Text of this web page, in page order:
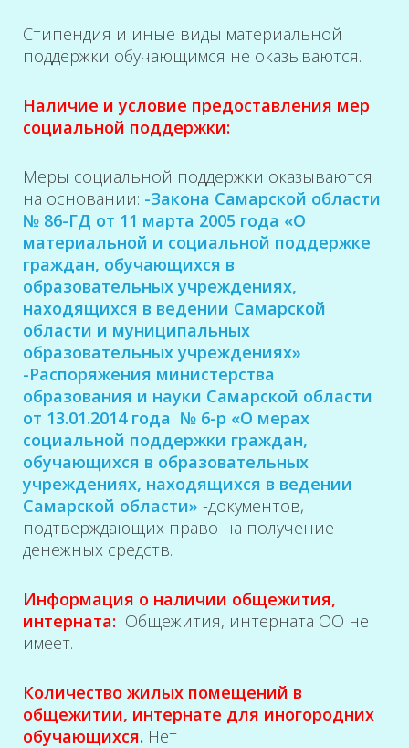
Стипендия и иные виды материальной
поддержки обучающимся не оказываются.
Наличие и условие предоставления мер
социальной поддержки:
Меры социальной поддержки оказываются
на основании: -Закона Самарской области
№ 86-ГД от 11 марта 2005 года «О
материальной и социальной поддержке
граждан, обучающихся в
образовательных учреждениях,
находящихся в ведении Самарской
области и муниципальных
образовательных учреждениях»
-Распоряжения министерства
образования и науки Самарской области
от 13.01.2014 года № 6-р «О мерах
социальной поддержки граждан,
обучающихся в образовательных
учреждениях, находящихся в ведении
Самарской области» -документов,
подтверждающих право на получение
денежных средств.
Информация о наличии общежития,
интерната: Общежития, интерната ОО не
имеет.
Количество жилых помещений в
общежитии, интернате для иногородних
обучающихся. Нет